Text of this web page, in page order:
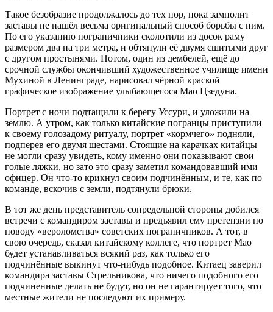
Такое безобразие продолжалось до тех пор, пока замполит
заставы не нашёл весьма оригинальный способ борьбы с ним.
По его указанию пограничники сколотили из досок раму
размером два на три метра, и обтянули её двумя сшитыми друг
с другом простынями. Потом, один из дембелей, ещё до
срочной службы окончивший художественное училище имени
Мухиной в Ленинграде, нарисовал чёрной краской
графическое изображение улыбающегося Мао Цзедуна.
Портрет с ночи подтащили к берегу Уссури, и уложили на
землю. А утром, как только китайские погранцы приступили
к своему голозадому ритуалу, портрет «кормчего» подняли,
подперев его двумя шестами. Стоящие на карачках китайцы
не могли сразу увидеть, кому именно они показывают свои
голые ляжки, но зато это сразу заметил командовавший ими
офицер. Он что-то крикнул своим подчинённым, и те, как по
команде, вскочив с земли, подтянули брюки.
В тот же день представитель сопредельной стороны добился
встречи с командиром заставы и предъявил ему претензии по
поводу «вероломства» советских пограничников. А тот, в
свою очередь, сказал китайскому коллеге, что портрет Мао
будет устанавливаться всякий раз, как только его
подчинённые выкинут что-нибудь подобное. Китаец заверил
командира заставы Стрельникова, что ничего подобного его
подчиненные делать не будут, но он не гарантирует того, что
местные жители не последуют их примеру.